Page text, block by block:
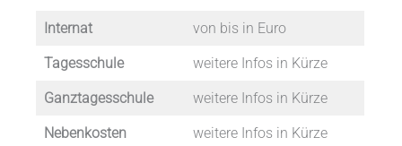
Internat von bis in Euro
Tagesschule weitere Infos in Kürze
Ganztagesschule weitere Infos in Kürze
Nebenkosten weitere Infos in Kürze